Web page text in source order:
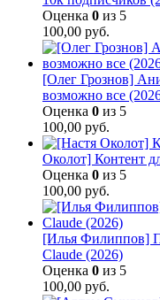
Оценка 0 из 5
100,00 руб.
[Олег Грознов]
возможно все
Оценка 0 из 5
100,00 руб.
Околот] Контент
Оценка 0 из 5
100,00 руб.
[Илья Филиппов]
Claude (2026)
Оценка 0 из 5
100,00 руб.